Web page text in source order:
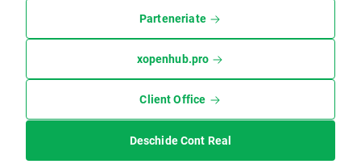
Parteneriate
xopenhub.pro
Client Office
Deschide Cont Real